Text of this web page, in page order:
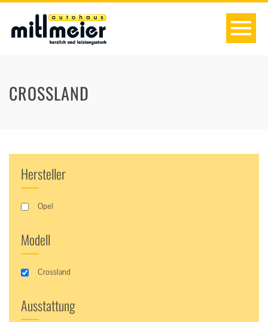
CROSSLAND
Hersteller
Opel
Modell
Crossland
Ausstattung